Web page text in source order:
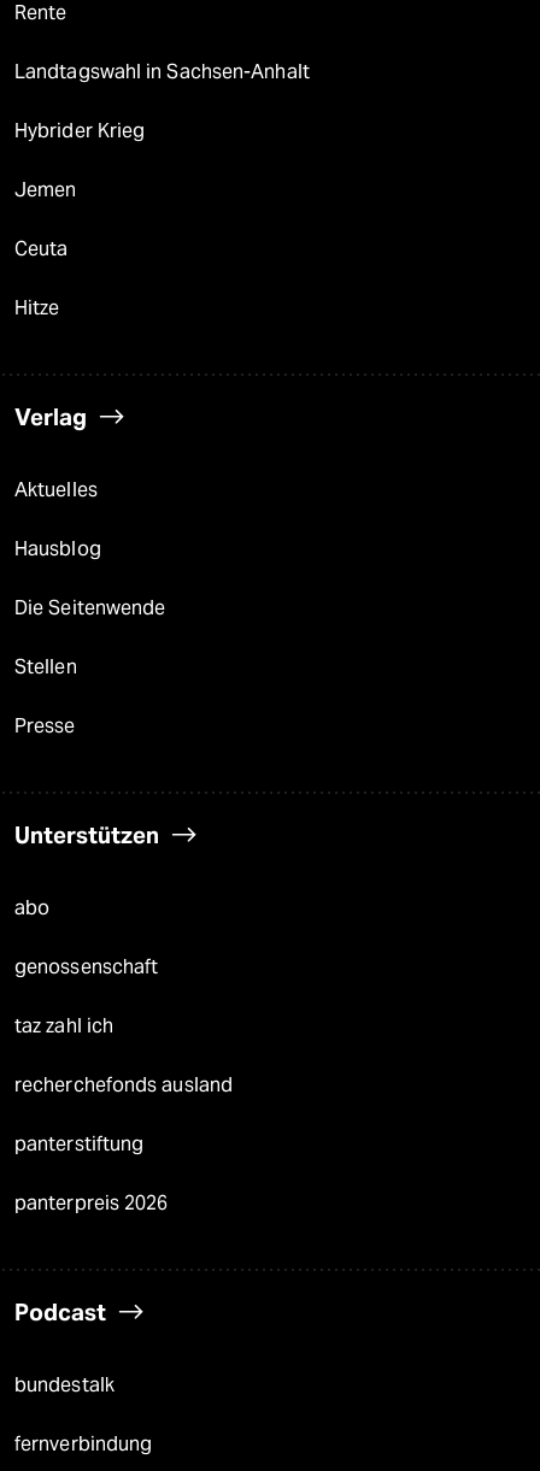
Rente
Landtagswahl in Sachsen-Anhalt
Hybrider Krieg
Jemen
Ceuta
Hitze
Verlag
Aktuelles
Hausblog
Die Seitenwende
Stellen
Presse
Unterstützen
abo
genossenschaft
taz zahl ich
recherchefonds ausland
panterstiftung
panterpreis 2026
Podcast
bundestalk
fernverbindung